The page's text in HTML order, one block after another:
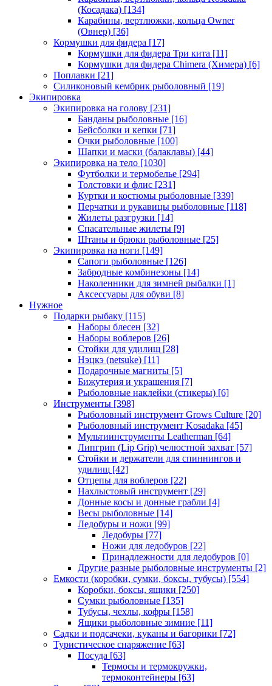
(Косадака) [134]
Карабины, вертлюжки, кольца Owner
(Овнер) [36]
Кормушки для фидера [17]
Кормушки для фидера Три кита [11]
Кормушки для фидера Chimera (Химера) [6]
Поплавки [21]
Силиконовый кембрик рыболовный [19]
Экипировка
Экипировка на голову [231]
Банданы рыболовные [16]
Бейсболки и кепки [71]
Очки рыболовные [100]
Шапки и маски (балаклавы) [44]
Экипировка на тело [1030]
Футболки и термобелье [294]
Толстовки и флис [231]
Куртки и костюмы рыболовные [339]
Перчатки и рукавицы рыболовные [118]
Жилеты разгрузки [14]
Спасательные жилеты [9]
Штаны и брюки рыболовные [25]
Экипировка на ноги [149]
Сапоги рыболовные [126]
Забродные комбинезоны [14]
Наколенники для зимней рыбалки [1]
Аксессуары для обуви [8]
Нужное
Подарки рыбаку [115]
Наборы блесен [32]
Наборы воблеров [26]
Стойки для удилищ [28]
Нэцкэ (netsuke) [11]
Подарочные магниты [5]
Бижутерия и украшения [7]
Рыболовные наклейки (стикеры) [6]
Инструменты [398]
Рыболовный инструмент Grows Culture [20]
Рыболовный инструмент Kosadaka [45]
Мультиинструменты Leatherman [64]
Липгрип (Lip Grip) челюстной захват [57]
Стойки и держатели для спиннингов и
удилищ [42]
Отцепы для воблеров [22]
Нахлыстовый инструмент [29]
Донные косы и донные грабли [4]
Весы рыболовные [14]
Ледобуры и ножи [99]
Ледобуры [77]
Ножи для ледобуров [22]
Принадлежности для ледобуров [0]
Другие разные рыболовные инструменты [2]
Емкости (коробки, сумки, боксы, тубусы) [554]
Коробки, боксы, ящики [250]
Сумки рыболовные [135]
Тубусы, чехлы, кофры [158]
Ящики рыболовные зимние [11]
Садки и подсачеки, куканы и багорики [72]
Туристическое снаряжение [63]
Посуда [63]
Термосы и термокружки,
термоконтейнеры [63]